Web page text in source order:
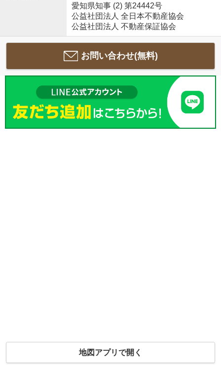
愛知県知事 (2) 第24442号
公益社団法人 全日本不動産協会
公益社団法人 不動産保証協会
お問い合わせ(無料)
地図アプリで開く